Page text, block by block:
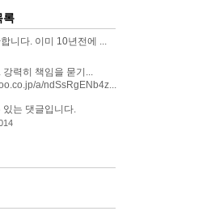
록
니다. 이미 10년전에 ...
력히 책임을 묻기...
a/ndSsRgENb4z...
있는 댓글입니다.